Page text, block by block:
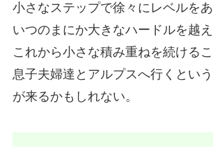
小さなステップで徐々にレベルをあ
いつのまにか大きなハードルを越え
これから小さな積み重ねを続ける
息子夫婦達とアルプスへ行くとい
が来るかもしれない。